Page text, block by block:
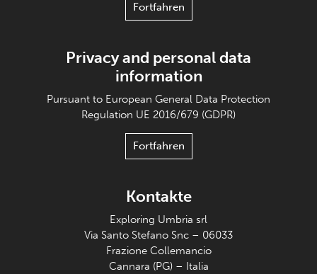
Fortfahren
Privacy and personal data
information
Pursuant to European General Data Protection
Regulation UE 2016/679 (GDPR)
Fortfahren
Kontakte
Exploring Umbria srl
Via Santo Stefano Snc – 06033
Frazione Collemancio
Cannara (PG) – Italia